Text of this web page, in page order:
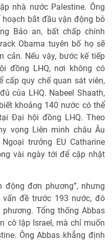
nhà nước Palestine. Ông
hoạch bắt đầu vận động bỏ
Bảo an, bất chấp chính
Obama tuyên bố họ sẽ
cản. Nếu vậy, bước kế tiếp
đồng LHQ, nơi không có
cấp quy chế quan sát viên,
của LHQ. Nabeel Shaath,
khoảng 140 nước có thể
Đại hội đồng LHQ. Theo
vọng Liên minh châu Âu
trưởng EU Catharine
vài ngày tới để cập nhật
động đơn phương”, nhưng
đề trước 193 nước, đó
Tổng thống Abbas
cô lập Israel, mà chỉ muốn
Ông Abbas khẳng định